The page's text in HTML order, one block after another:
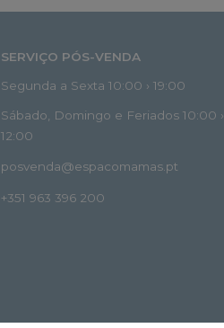
SERVIÇO PÓS-VENDA
Segunda a Sexta 10:00 › 19:00
Sábado, Domingo e Feriados 10:00 ›
12:00
posvenda@espacomamas.pt
+351 963 396 200